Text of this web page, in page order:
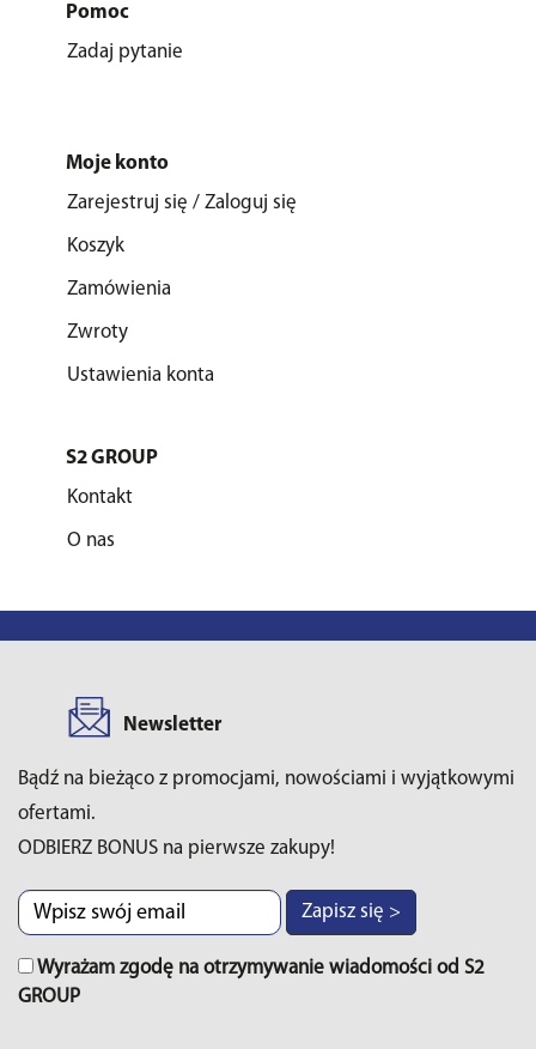
Pomoc
Zadaj pytanie
Moje konto
Zarejestruj się / Zaloguj się
Koszyk
Zamówienia
Zwroty
Ustawienia konta
S2 GROUP
Kontakt
O nas
Newsletter
Bądź na bieżąco z promocjami, nowościami i wyjątkowymi
ofertami.
ODBIERZ BONUS na pierwsze zakupy!
Zapisz się >
Wyrażam zgodę na otrzymywanie wiadomości od S2
GROUP